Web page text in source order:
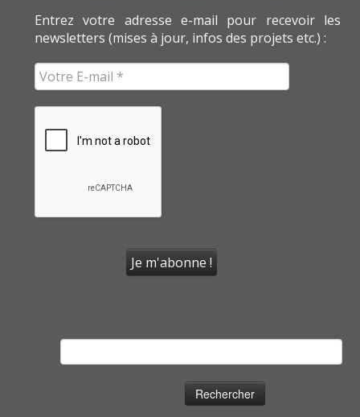
Entrez votre adresse e-mail pour recevoir les
newsletters (mises à jour, infos des projets etc.) :